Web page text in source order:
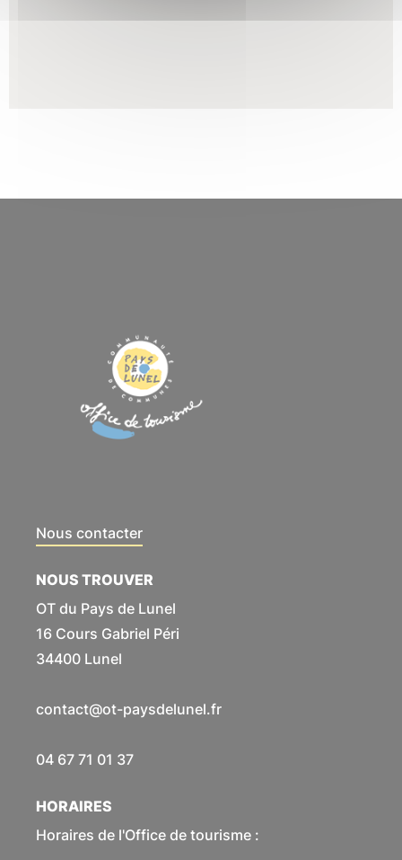
Nous contacter
NOUS TROUVER
OT du Pays de Lunel
16 Cours Gabriel Péri
34400 Lunel
contact@ot-paysdelunel.fr
04 67 71 01 37
HORAIRES
Horaires de l'Office de tourisme :